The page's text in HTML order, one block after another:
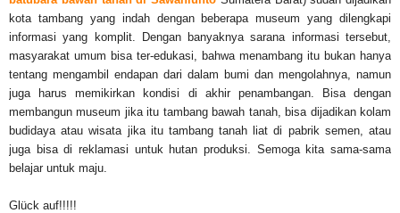
kota tambang yang indah dengan beberapa museum yang dilengkapi
informasi yang komplit. Dengan banyaknya sarana informasi tersebut,
masyarakat umum bisa ter-edukasi, bahwa menambang itu bukan hanya
tentang mengambil endapan dari dalam bumi dan mengolahnya, namun
juga harus memikirkan kondisi di akhir penambangan. Bisa dengan
membangun museum jika itu tambang bawah tanah, bisa dijadikan kolam
budidaya atau wisata jika itu tambang tanah liat di pabrik semen, atau
juga bisa di reklamasi untuk hutan produksi. Semoga kita sama-sama
belajar untuk maju.
Glück auf!!!!!